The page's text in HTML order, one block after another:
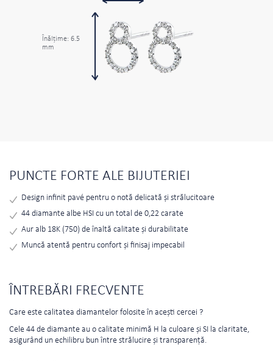
Înălţime: 6.5
mm
PUNCTE FORTE ALE BIJUTERIEI
Design infinit pavé pentru o notă delicată și strălucitoare
44 diamante albe HSI cu un total de 0,22 carate
Aur alb 18K (750) de înaltă calitate și durabilitate
Muncă atentă pentru confort și finisaj impecabil
ÎNTREBĂRI FRECVENTE
Care este calitatea diamantelor folosite în acești cercei ?
Cele 44 de diamante au o calitate minimă H la culoare și SI la claritate,
asigurând un echilibru bun între strălucire și transparență.